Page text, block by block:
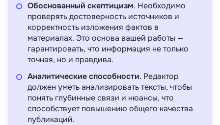
Обоснованный скептицизм. Необходимо
проверять достоверность источников и
корректность изложения фактов в
материалах. Это основа вашей работы —
гарантировать, что информация не только
точная, но и правдива.
Аналитические способности. Редактор
должен уметь анализировать тексты, чтобы
понять глубинные связи и нюансы, что
способствует повышению общего качества
публикаций.